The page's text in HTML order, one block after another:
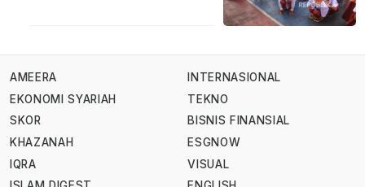
AMEERA
EKONOMI SYARIAH
SKOR
KHAZANAH
IQRA
INTERNASIONAL
TEKNO
BISNIS FINANSIAL
ESGNOW
VISUAL